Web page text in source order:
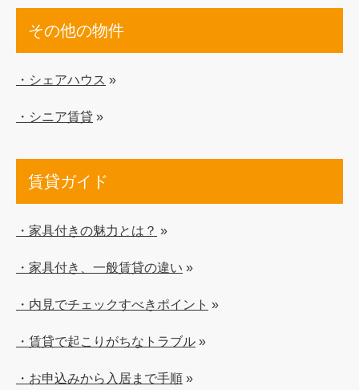
その他の物件
・シェアハウス »
・シニア賃貸 »
賃貸ガイド
・家具付きの魅力とは？ »
・家具付き、一般賃貸の違い »
・内見でチェックすべきポイント »
・賃貸で起こりがちなトラブル »
・お申込みから入居まで手順 »